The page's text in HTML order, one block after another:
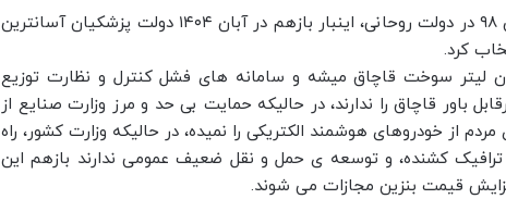
دقیقا ۶ سال پس از افزایش قیمت بنزین در آبان ۹۸ در دولت روحانی، اینبار بازهم در آبان ۱۴۰۴ دولت پزشکیان آسانترین
کرد.
طبق آمارهای رسمی، روزانه 30 میلیون لیتر سوخت قاچاق میشه و سامانه های فشل کنترل و نظارت توزیع
باور قاچاق را ندارند، در حالیکه حمایت بی حد و مرز وزارت صنایع از
از خودروهای هوشمند الکتریکی را نمیده، در حالیکه وزارت کشور، راه
کشنده، و توسعه ی حمل و نقل ضعیف عمومی ندارند بازهم این
قیمت بنزین مجازات می شوند.